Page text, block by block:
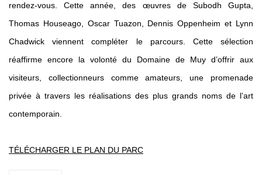
rendez-vous. Cette année, des œuvres de Subodh Gupta,
Thomas Houseago, Oscar Tuazon, Dennis Oppenheim et Lynn
Chadwick viennent compléter le parcours. Cette sélection
réaffirme encore la volonté du Domaine de Muy d’offrir aux
visiteurs, collectionneurs comme amateurs, une promenade
privée à travers les réalisations des plus grands noms de l’art
contemporain.
TÉLÉCHARGER LE PLAN DU PARC